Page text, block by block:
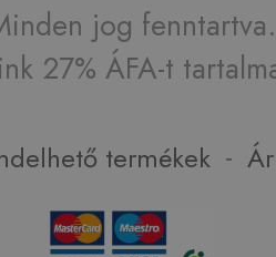
jog fenntartva.
27% ÁFA-t
termékek -